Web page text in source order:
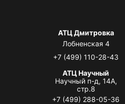
АТЦ Дмитровка
Лобненская 4
+7 (499) 110-28-43
АТЦ Научный
Научный п-д, 14А,
стр.8
+7 (499) 288-05-36